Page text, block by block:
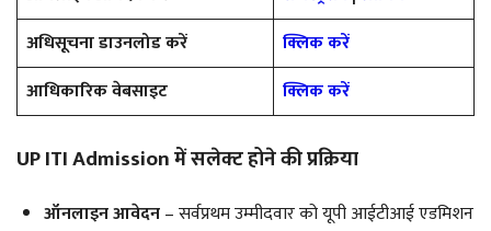
अधिसूचना डाउनलोड करें
क्लिक करें
आधिकारिक वेबसाइट
क्लिक करें
UP ITI Admission में सलेक्ट होने की प्रक्रिया
ऑनलाइन आवेदन– सर्वप्रथम उम्मीदवार को यूपी आईटीआई एडमिशन